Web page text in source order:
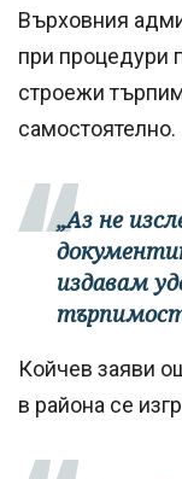
Върховния
при процедури
строежи
самостоятелно.
„Аз не
издавам
Койчев заяви
в района се